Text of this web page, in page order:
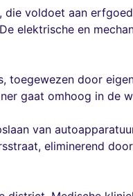
die voldoet aan
elektrische en
toegewezen door
gaat omhoog in de
van
eliminerend